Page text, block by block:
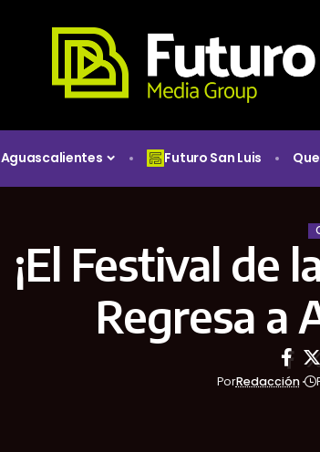
Aguascalientes Futuro San Luis
¡El Festival de
Regresa a
PorRedacción